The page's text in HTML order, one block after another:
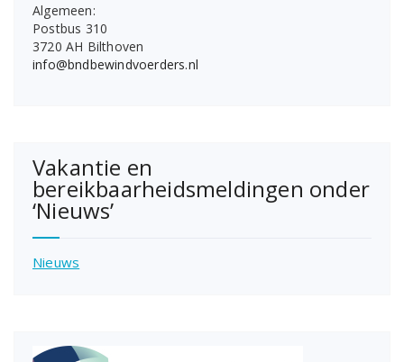
Algemeen:
Postbus 310
3720 AH Bilthoven
info@bndbewindvoerders.nl
Vakantie en
bereikbaarheidsmeldingen onder
‘Nieuws’
Nieuws